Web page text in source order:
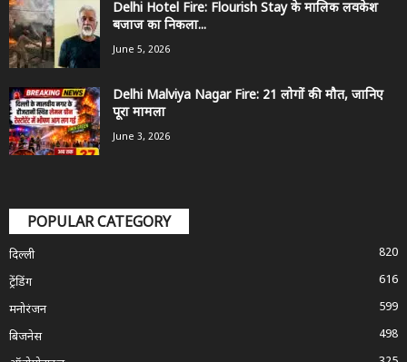
Delhi Hotel Fire: Flourish Stay के मालिक लवकेश
बजाज का निकला...
June 5, 2026
Delhi Malviya Nagar Fire: 21 लोगों की मौत, जानिए
पूरा मामला
June 3, 2026
POPULAR CATEGORY
दिल्ली
820
ट्रेंडिंग
616
मनोरंजन
599
बिजनेस
498